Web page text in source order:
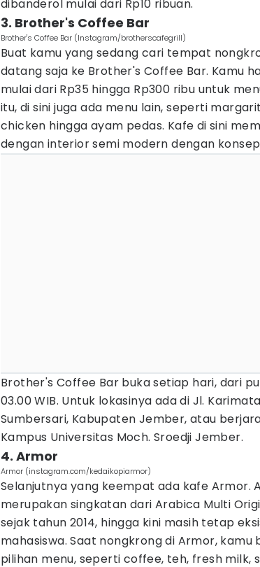
dibanderol mulai dari Rp10 ribuan.
3. Brother's Coffee Bar
Brother's Coffee Bar (Instagram/brotherscafegrill)
Buat kamu yang sedang cari tempat
datang saja ke Brother's Coffee Bar. Kamu
mulai dari Rp35 hingga Rp300 ribu untuk
itu, di sini juga ada menu lain, seperti
chicken hingga ayam pedas. Kafe di sini
dengan interior semi modern dengan
Brother's Coffee Bar buka setiap hari, dari
03.00 WIB. Untuk lokasinya ada di Jl.
Sumbersari, Kabupaten Jember, atau
Kampus Universitas Moch. Sroedji Jember.
4. Armor
Armor (instagram.com/kedaikopiarmor)
Selanjutnya yang keempat ada kafe Armor.
merupakan singkatan dari Arabica Multi
sejak tahun 2014, hingga kini masih tetap
mahasiswa. Saat nongkrong di Armor,
pilihan menu, seperti coffee, teh, fresh milk,